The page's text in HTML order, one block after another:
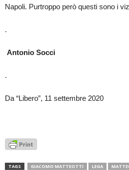
Napoli. Purtroppo però questi sono i
.
Antonio Socci
.
Da “Libero”, 11 settembre 2020
TAGS GIACOMO MATTEOTTI LEGA